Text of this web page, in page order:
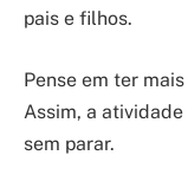
pais e filhos.
Pense em ter
Assim, a
sem parar.